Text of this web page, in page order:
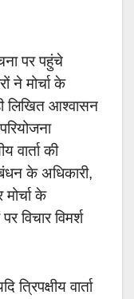
पर पहुंचे
ने मोर्चा के
लिखित आश्वासन
वार्ता की
के अधिकारी,
के
विचार विमर्श
त्रिपक्षीय वार्ता